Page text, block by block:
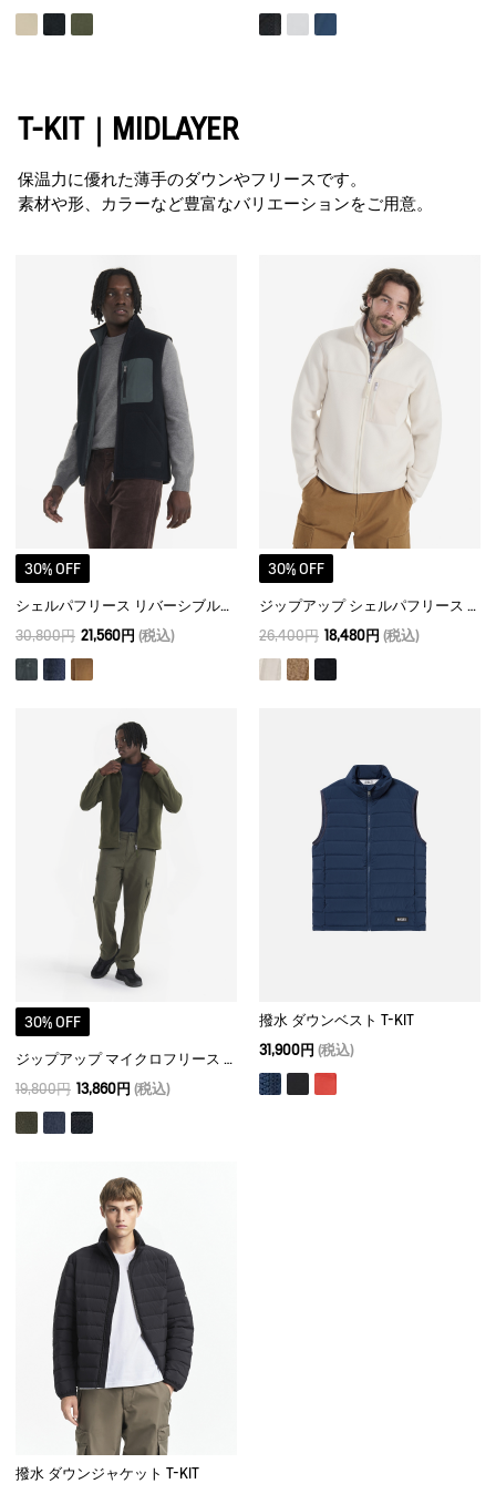
T-KIT｜MIDLAYER
保温力に優れた薄手のダウンやフリースです。
素材や形、カラーなど豊富なバリエーションをご用意。
30% OFF
シェルパフリース リバーシブルベスト T-KIT
30,800円 21,560円 (税込)
30% OFF
ジップアップ シェルパフリース T-KIT
26,400円 18,480円 (税込)
30% OFF
ジップアップ マイクロフリース T-KIT
19,800円 13,860円 (税込)
撥水 ダウンベスト T-KIT
31,900円 (税込)
撥水 ダウンジャケット T-KIT